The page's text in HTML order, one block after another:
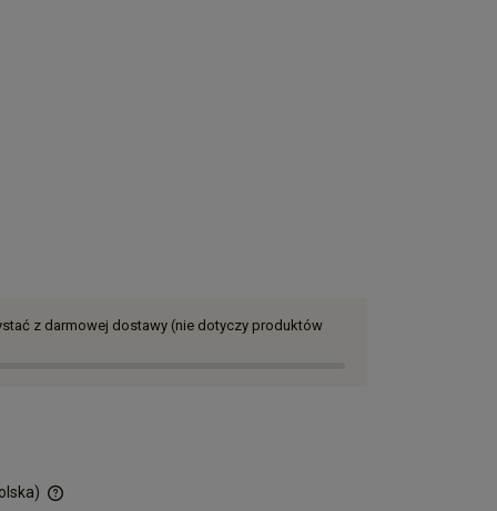
z darmowej dostawy (nie dotyczy produktów